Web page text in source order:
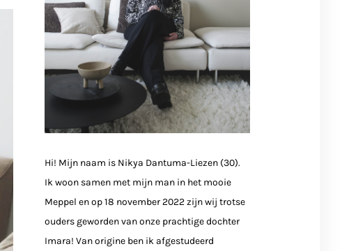
Hi! Mijn naam is Nikya Dantuma-Liezen (30).
Ik woon samen met mijn man in het mooie
Meppel en op 18 november 2022 zijn wij trotse
ouders geworden van onze prachtige dochter
Imara! Van origine ben ik afgestudeerd